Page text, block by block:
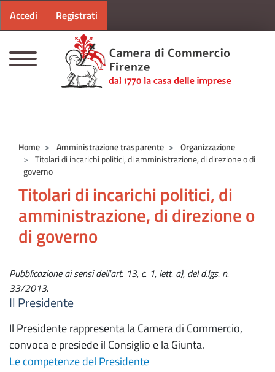
Menu profilo utente
Accedi Registrati
Home Amministrazione trasparente
Organizzazione
Titolari di incarichi politici, di amministrazione, di direzione o di
governo
Titolari di incarichi politici, di
amministrazione, di direzione o
di governo
Pubblicazione ai sensi dell'art. 13, c. 1, lett. a), del d.lgs. n.
33/2013.
Il Presidente
Il Presidente rappresenta la Camera di Commercio,
convoca e presiede il Consiglio e la Giunta.
Le competenze del Presidente